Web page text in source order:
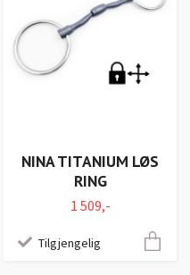
NINA TITANIUM LØS
RING
1 509,-
Tilgjengelig